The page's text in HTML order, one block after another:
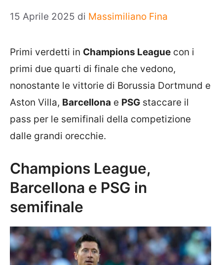
15 Aprile 2025 di Massimiliano Fina
Primi verdetti in Champions League con i
primi due quarti di finale che vedono,
nonostante le vittorie di Borussia Dortmund e
Aston Villa, Barcellona e PSG staccare il
pass per le semifinali della competizione
dalle grandi orecchie.
Champions League,
Barcellona e PSG in
semifinale